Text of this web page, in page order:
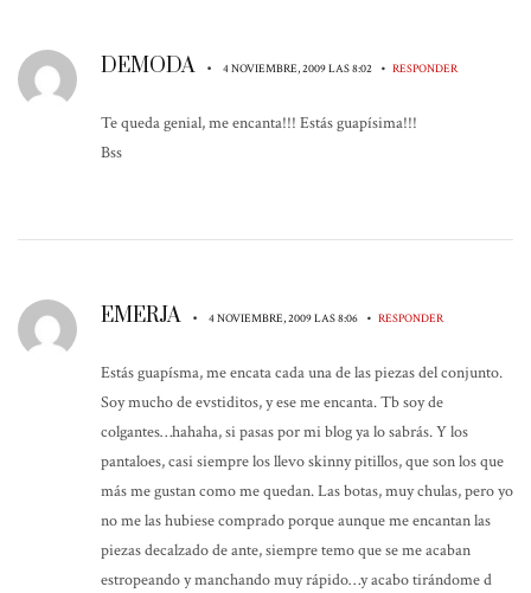
DEMODA • 4 NOVIEMBRE, 2009 LAS 8:02 • RESPONDER
Te queda genial, me encanta!!! Estás guapísima!!!
Bss
EMERJA • 4 NOVIEMBRE, 2009 LAS 8:06 • RESPONDER
Estás guapísma, me encata cada una de las piezas del conjunto.
Soy mucho de evstiditos, y ese me encanta. Tb soy de
colgantes…hahaha, si pasas por mi blog ya lo sabrás. Y los
pantaloes, casi siempre los llevo skinny pitillos, que son los que
más me gustan como me quedan. Las botas, muy chulas, pero yo
no me las hubiese comprado porque aunque me encantan las
piezas decalzado de ante, siempre temo que se me acaban
estropeando y manchando muy rápido…y acabo tirándome d